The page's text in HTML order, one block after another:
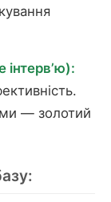
інтерв’ю):
— золотий